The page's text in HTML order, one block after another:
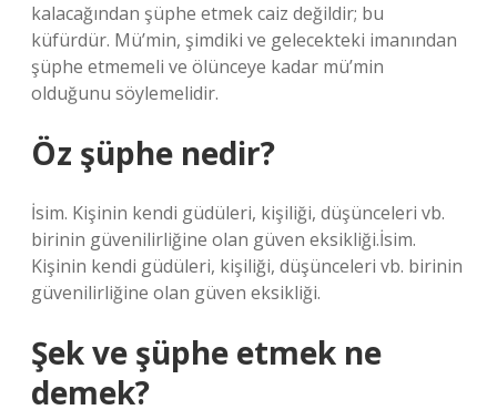
kalacağından şüphe etmek caiz değildir; bu
küfürdür. Mü’min, şimdiki ve gelecekteki imanından
şüphe etmemeli ve ölünceye kadar mü’min
olduğunu söylemelidir.
Öz şüphe nedir?
İsim. Kişinin kendi güdüleri, kişiliği, düşünceleri vb.
birinin güvenilirliğine olan güven eksikliği.İsim.
Kişinin kendi güdüleri, kişiliği, düşünceleri vb. birinin
güvenilirliğine olan güven eksikliği.
Şek ve şüphe etmek ne
demek?